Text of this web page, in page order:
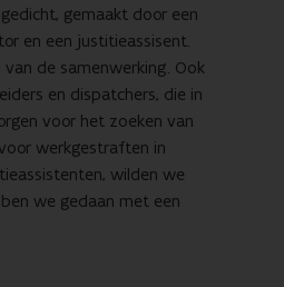
gemaakt door een
en een justitieassisent.
de samenwerking. Ook
en dispatchers, die in
voor het zoeken van
werkgestraften in
wilden we
we gedaan met een